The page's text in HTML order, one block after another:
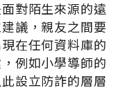
對陌生來源的遠
議，親友之間要
在任何資料庫的
例如小學導師的
設立防詐的層層